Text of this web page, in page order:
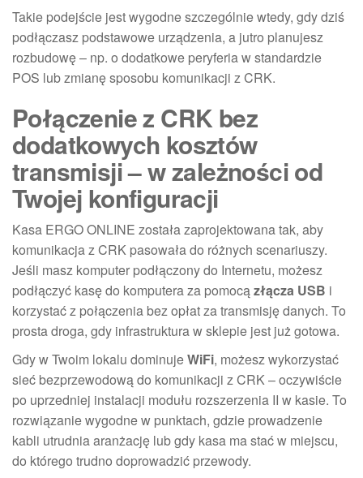
Takie podejście jest wygodne szczególnie wtedy, gdy dziś
podłączasz podstawowe urządzenia, a jutro planujesz
rozbudowę – np. o dodatkowe peryferia w standardzie
POS lub zmianę sposobu komunikacji z CRK.
Połączenie z CRK bez
dodatkowych kosztów
transmisji – w zależności od
Twojej konfiguracji
Kasa ERGO ONLINE została zaprojektowana tak, aby
komunikacja z CRK pasowała do różnych scenariuszy.
Jeśli masz komputer podłączony do Internetu, możesz
podłączyć kasę do komputera za pomocązłącza USB i
korzystać z połączenia bez opłat za transmisję danych. To
prosta droga, gdy infrastruktura w sklepie jest już gotowa.
Gdy w Twoim lokalu dominujeWiFi, możesz wykorzystać
sieć bezprzewodową do komunikacji z CRK – oczywiście
po uprzedniej instalacji modułu rozszerzenia II w kasie. To
rozwiązanie wygodne w punktach, gdzie prowadzenie
kabli utrudnia aranżację lub gdy kasa ma stać w miejscu,
do którego trudno doprowadzić przewody.